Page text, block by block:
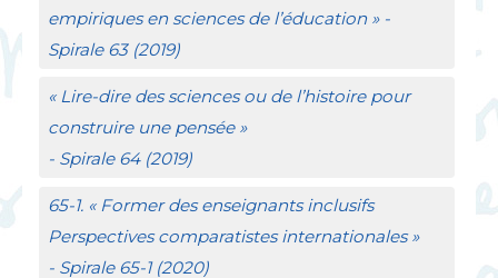
empiriques en sciences de l’éducation » -
Spirale63 (2019)
« Lire-dire des sciences ou de l’histoire pour
construire une pensée »
- Spirale64 (2019)
65-1. « Former des enseignants inclusifs
Perspectives comparatistes internationales »
- Spirale65-1 (2020)